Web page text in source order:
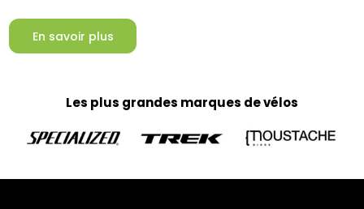
En savoir plus
Les plus grandes marques de vélos